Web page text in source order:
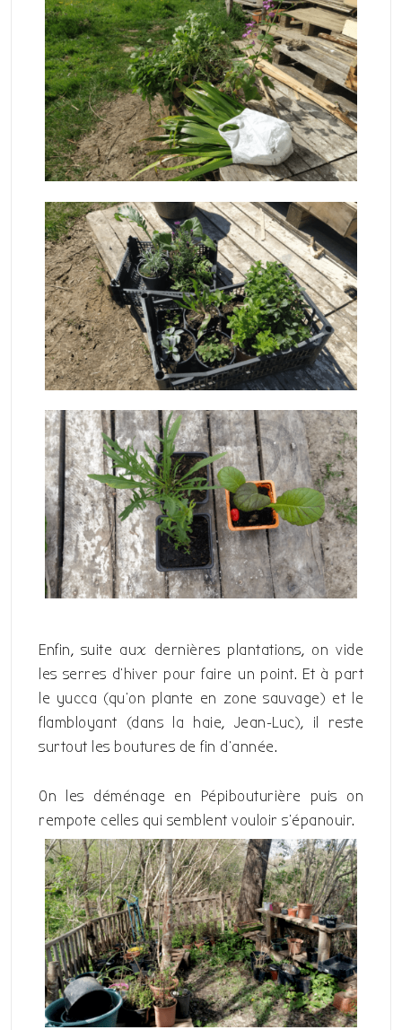
Enfin, suite aux dernières plantations, on vide
les serres d’hiver pour faire un point. Et à part
le yucca (qu’on plante en zone sauvage) et le
flambloyant (dans la haie, Jean-Luc), il reste
surtout les boutures de fin d’année.
On les déménage en Pépibouturière puis on
rempote celles qui semblent vouloir s’épanouir.